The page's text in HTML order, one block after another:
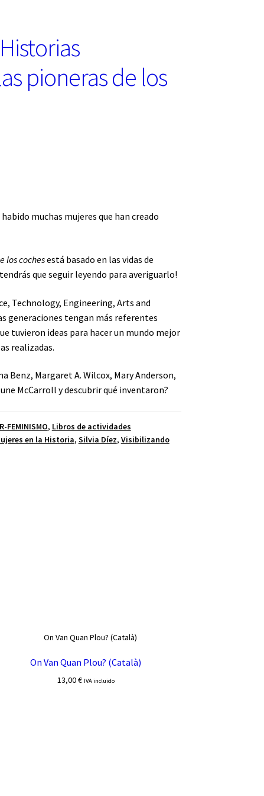
pioneras de los
muchas mujeres que han creado
los cochesestá basado en las vidas de
que seguir leyendo para averiguarlo!
Technology, Engineering, Arts and
generaciones tengan más referentes
tuvieron ideas para hacer un mundo mejor
realizadas.
Benz, Margaret A. Wilcox, Mary Anderson,
McCarroll y descubrir qué inventaron?
FEMINISMO, Libros de actividades
en la Historia, Silvia Díez, Visibilizando
On Van Quan Plou? (Català)
13,00€ IVA incluido